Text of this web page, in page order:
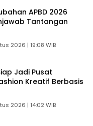
APBD 2026
Tantangan
2026 | 19:08 WIB
Jadi Pusat
Kreatif Berbasis
2026 | 14:02 WIB